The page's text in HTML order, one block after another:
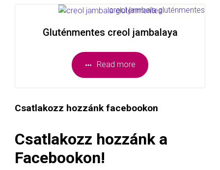
Gluténmentes creol jambalaya
Read more
Csatlakozz hozzánk facebookon
Csatlakozz hozzánk a
Facebookon!